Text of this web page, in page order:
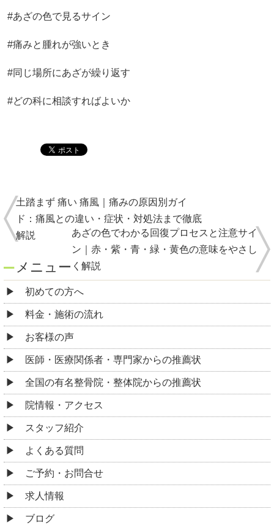
#あざの色で見るサイン
#痛みと腫れが強いとき
#同じ場所にあざが繰り返す
#どの科に相談すればよいか
土踏まず 痛い 痛風｜痛みの原因別ガイ
ド：痛風との違い・症状・対処法まで徹底
解説
あざの色でわかる回復プロセスと注意サイ
ン｜赤・紫・青・緑・黄色の意味をやさし
く解説
メニュー
初めての方へ
料金・施術の流れ
お客様の声
医師・医療関係者・専門家からの推薦状
全国の有名整骨院・整体院からの推薦状
院情報・アクセス
スタッフ紹介
よくある質問
ご予約・お問合せ
求人情報
ブログ